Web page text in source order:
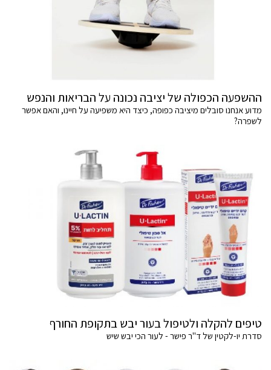
ההשפעה הכפולה של יציבה נכונה על הבריאות והנפש
מדוע אנחנו סובלים מיציבה כפופה, כיצד היא משפיעה על חיינו, והאם אפשר
לשפרה?
טיפים להקלה ולטיפול בעור יבש בתקופת החורף
סדרת יו-לקטין של ד"ר פישר - לעור הכי יבש שיש